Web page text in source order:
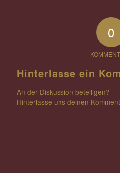
0
Hinterlasse ein
An der Diskussion beteiligen?
Hinterlasse uns deinen